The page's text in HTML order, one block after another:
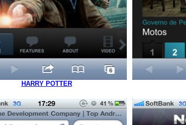
HARRY POTTER